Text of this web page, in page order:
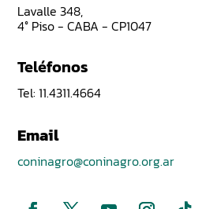
Lavalle 348,
4° Piso - CABA - CP1047
Teléfonos
Tel: 11.4311.4664
Email
coninagro@coninagro.org.ar